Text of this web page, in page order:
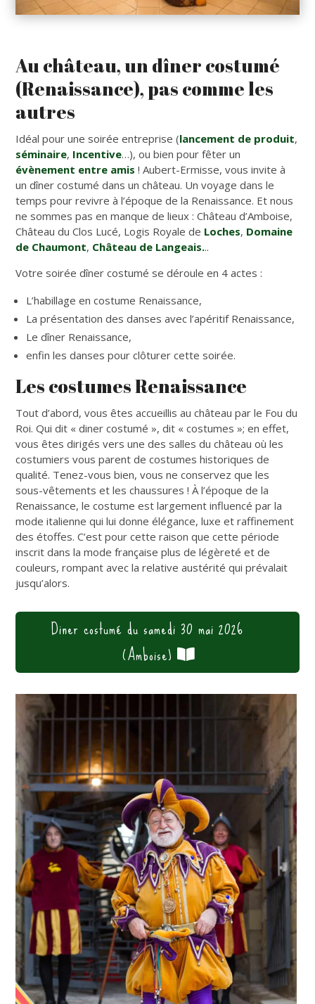
Au château, un dîner costumé
(Renaissance), pas comme les
autres
Idéal pour une soirée entreprise (lancement de produit,
séminaire, Incentive…), ou bien pour fêter un
évènement entre amis ! Aubert-Ermisse, vous invite à
un dîner costumé dans un château. Un voyage dans le
temps pour revivre à l’époque de la Renaissance. Et nous
ne sommes pas en manque de lieux : Château d’Amboise,
Château du Clos Lucé, Logis Royale de Loches, Domaine
de Chaumont, Château de Langeais...
Votre soirée dîner costumé se déroule en 4 actes :
L’habillage en costume Renaissance,
La présentation des danses avec l’apéritif Renaissance,
Le dîner Renaissance,
enfin les danses pour clôturer cette soirée.
Les costumes Renaissance
Tout d’abord, vous êtes accueillis au château par le Fou du
Roi. Qui dit « diner costumé », dit « costumes »; en effet,
vous êtes dirigés vers une des salles du château où les
costumiers vous parent de costumes historiques de
qualité. Tenez-vous bien, vous ne conservez que les
sous-vêtements et les chaussures ! À l’époque de la
Renaissance, le costume est largement influencé par la
mode italienne qui lui donne élégance, luxe et raffinement
des étoffes. C’est pour cette raison que cette période
inscrit dans la mode française plus de légèreté et de
couleurs, rompant avec la relative austérité qui prévalait
jusqu’alors.
Diner costumé du samedi 30 mai 2026
(Amboise)